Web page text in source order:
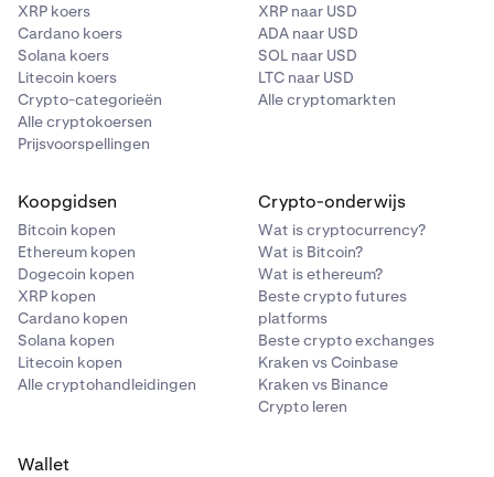
XRP koers
Cardano koers
Solana koers
Litecoin koers
Crypto-categorieën
Alle cryptokoersen
Prijsvoorspellingen
XRP naar USD
ADA naar USD
SOL naar USD
LTC naar USD
Alle cryptomarkten
Koopgidsen
Bitcoin kopen
Ethereum kopen
Dogecoin kopen
XRP kopen
Cardano kopen
Solana kopen
Litecoin kopen
Alle cryptohandleidingen
Crypto-onderwijs
Wat is cryptocurrency?
Wat is Bitcoin?
Wat is ethereum?
Beste crypto futures
platforms
Beste crypto exchanges
Kraken vs Coinbase
Kraken vs Binance
Crypto leren
Wallet